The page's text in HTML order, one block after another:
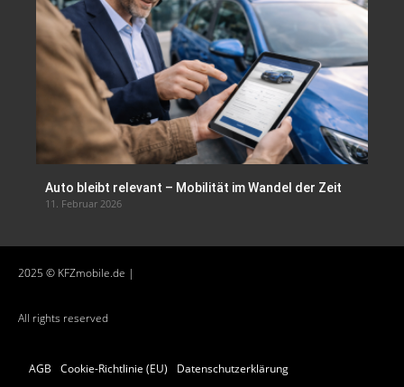
Auto bleibt relevant – Mobilität im Wandel der Zeit
11. Februar 2026
2025 © KFZmobile.de |
All rights reserved
AGB Cookie-Richtlinie (EU) Datenschutzerklärung